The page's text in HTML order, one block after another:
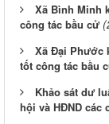
Xã Bình Minh
công tác bầu cử
Xã Đại Phước
tốt công tác bầu
Khảo sát dư
hội và HĐND các